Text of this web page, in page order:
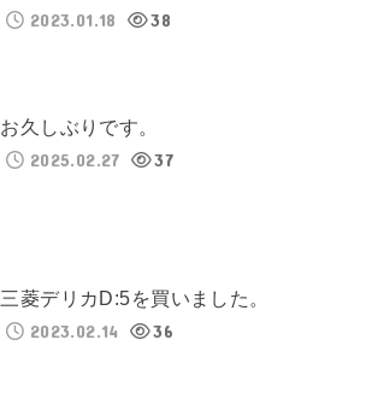
2023.01.18
38
お久しぶりです。
2025.02.27
37
三菱デリカD:5を買いました。
2023.02.14
36